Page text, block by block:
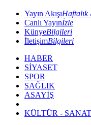
Yayın AkışıHaftalık
Canlı Yayınİzle
KünyeBilgileri
İletişimBilgileri
HABER
SİYASET
SPOR
SAĞLIK
ASAYİŞ
KÜLTÜR - SANAT